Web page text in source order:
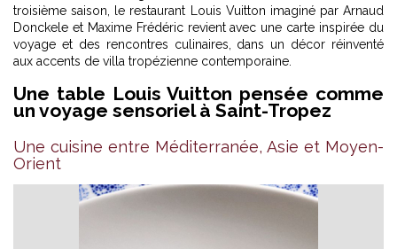
troisième saison, le restaurant Louis Vuitton imaginé par Arnaud
Donckele et Maxime Frédéric revient avec une carte inspirée du
voyage et des rencontres culinaires, dans un décor réinventé
aux accents de villa tropézienne contemporaine.
Une table Louis Vuitton pensée comme
un voyage sensoriel à Saint-Tropez
Une cuisine entre Méditerranée, Asie et Moyen-
Orient